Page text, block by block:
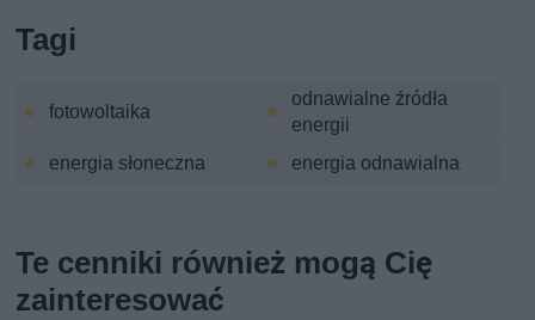
Tagi
fotowoltaika
odnawialne źródła
energii
energia słoneczna
energia odnawialna
Te cenniki również mogą Cię
zainteresować